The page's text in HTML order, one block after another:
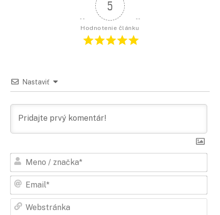
5
Hodnotenie článku
Nastaviť